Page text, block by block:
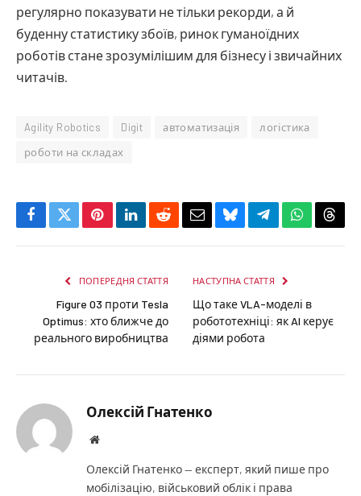
регулярно показувати не тільки рекорди, а й
буденну статистику збоїв, ринок гуманоїдних
роботів стане зрозумілішим для бізнесу і звичайних
читачів.
Agility Robotics Digit автоматизація
логістика
роботи на складах
Facebook
TwitterPinterestLinkedInRedditEmailBlueskyTelegramWhatsApp
ПОПЕРЕДНЯ СТАТТЯ
Figure 03 проти Tesla
Optimus: хто ближче до
реального виробництва
НАСТУПНА СТАТТЯ
Що таке VLA-моделі в
робототехніці: як AI керує
діями робота
Олексій Гнатенко
Website
Олексій Гнатенко — експерт, який пише про
мобілізацію, військовий облік і права